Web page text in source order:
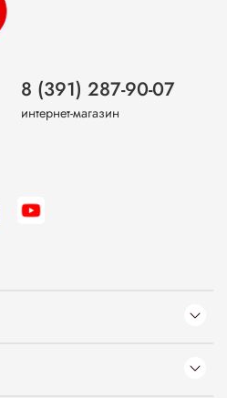
8 (391) 287-90-07
интернет-магазин